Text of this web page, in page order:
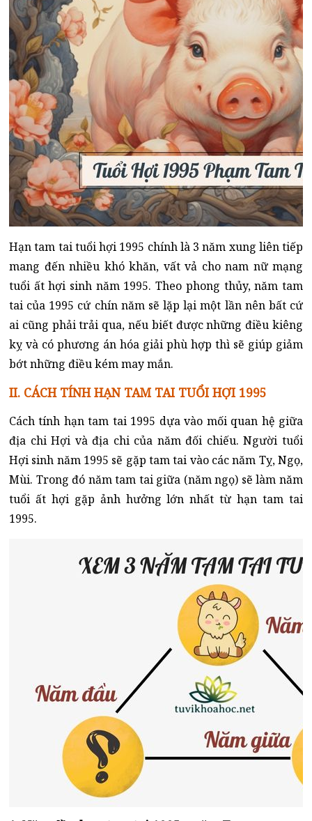
Hạn tam tai tuổi hợi 1995 chính là 3 năm xung liên tiếp
mang đến nhiều khó khăn, vất vả cho nam nữ mạng
tuổi ất hợi sinh năm 1995. Theo phong thủy, năm tam
tai của 1995 cứ chín năm sẽ lặp lại một lần nên bất cứ
ai cũng phải trải qua, nếu biết được những điều kiêng
kỵ và có phương án hóa giải phù hợp thì sẽ giúp giảm
bớt những điều kém may mắn.
II. CÁCH TÍNH HẠN TAM TAI TUỔI HỢI 1995
Cách tính hạn tam tai 1995 dựa vào mối quan hệ giữa
địa chi Hợi và địa chi của năm đối chiếu. Người tuổi
Hợi sinh năm 1995 sẽ gặp tam tai vào các năm Tỵ, Ngọ,
Mùi. Trong đó năm tam tai giữa (năm ngọ) sẽ làm năm
tuổi ất hợi gặp ảnh hưởng lớn nhất từ hạn tam tai
1995.